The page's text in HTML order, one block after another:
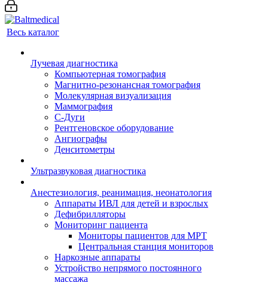
Весь каталог
Лучевая диагностика
Компьютерная томография
Магнитно-резонансная томография
Молекулярная визуализация
Маммография
С-Дуги
Рентгеновское оборудование
Ангиографы
Денситометры
Ультразвуковая диагностика
Анестезиология, реанимация, неонатология
Аппараты ИВЛ для детей и взрослых
Дефибрилляторы
Мониторинг пациента
Мониторы пациентов для МРТ
Центральная станция мониторов
Наркозные аппараты
Устройство непрямого постоянного
массажа